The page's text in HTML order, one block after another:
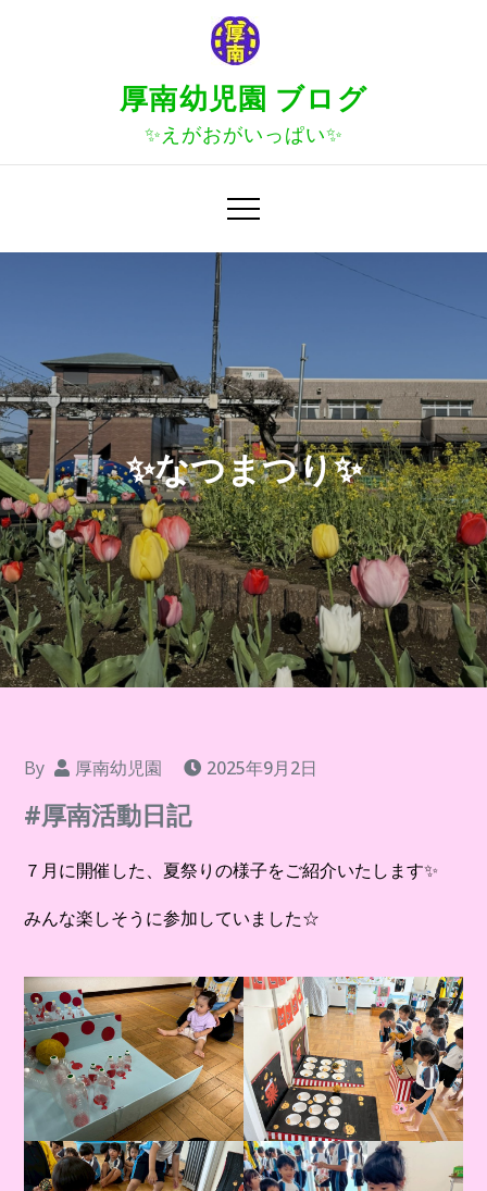
厚南幼児園 ブログ
✨えがおがいっぱい✨
✨なつまつり✨
By 厚南幼児園 2025年9月2日
#厚南活動日記
７月に開催した、夏祭りの様子をご紹介いたします✨
みんな楽しそうに参加していました☆